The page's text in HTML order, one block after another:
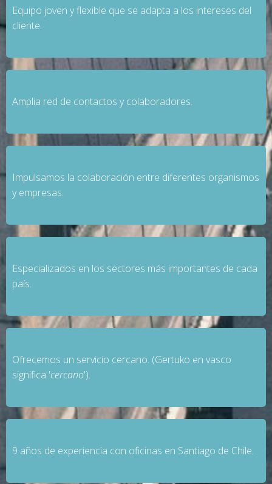
Equipo joven y flexible que se adapta a los intereses del
cliente.
Amplia red de contactos y colaboradores.
Impulsamos la colaboración entre diferentes organismos
y empresas.
Especializados en los sectores más importantes de cada
país.
Ofrecemos un servicio cercano. (Gertuko en vasco
significa 'cercano').
9 años de experiencia con oficinas en Santiago de Chile.